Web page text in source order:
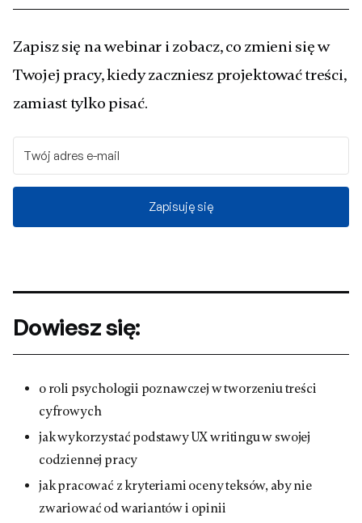
Zapisz się na webinar i zobacz, co zmieni się w
Twojej pracy, kiedy zaczniesz projektować treści,
zamiast tylko pisać.
Zapisuję się
Dowiesz się:
o roli psychologii poznawczej w tworzeniu treści
cyfrowych
jak wykorzystać podstawy UX writingu w swojej
codziennej pracy
jak pracować z kryteriami oceny teksów, aby nie
zwariować od wariantów i opinii